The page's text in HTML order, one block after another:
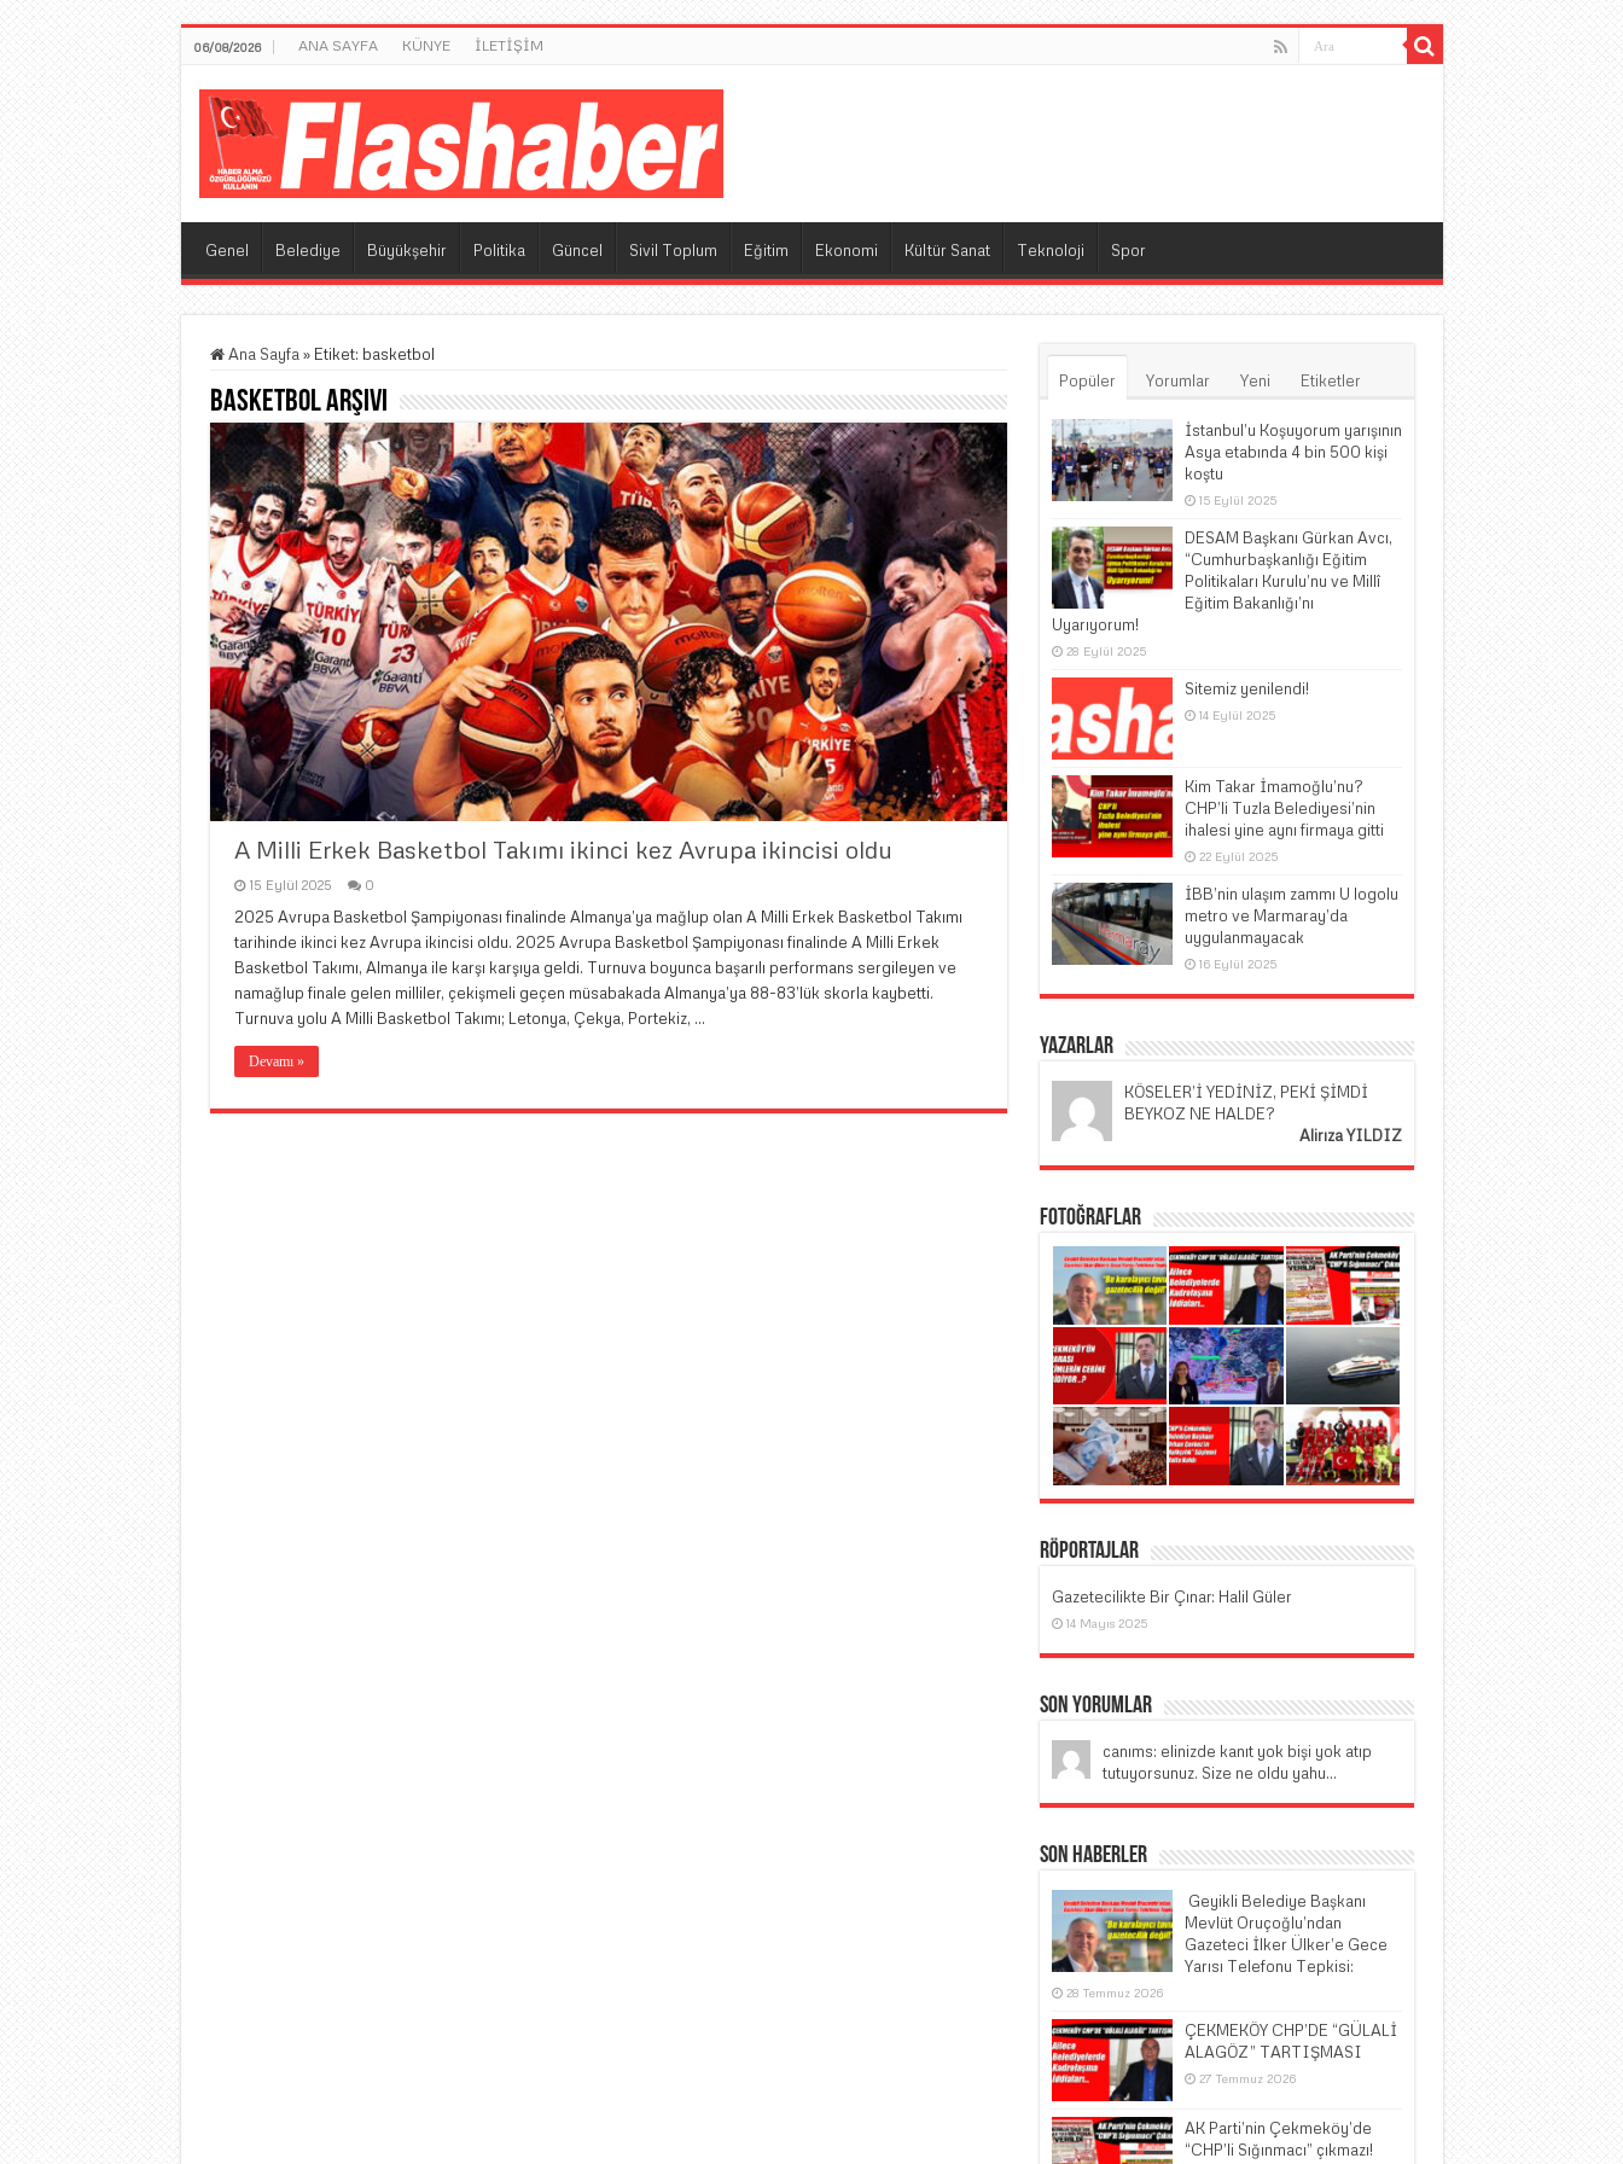
06/08/2026 ANA SAYFA KÜNYE İLETİŞİM
Genel Belediye Büyükşehir Politika Güncel Sivil Toplum Eğitim Ekonomi Kültür Sanat Teknoloji Spor
Ana Sayfa » Etiket: basketbol
basketbolArşivi
A Milli Erkek Basketbol Takımı ikinci kez Avrupa ikincisi oldu
15 Eylül 2025 0
2025 Avrupa Basketbol Şampiyonası finalinde Almanya’ya mağlup olan A Milli Erkek Basketbol Takımı
tarihinde ikinci kez Avrupa ikincisi oldu. 2025 Avrupa Basketbol Şampiyonası finalinde A Milli Erkek
Basketbol Takımı, Almanya ile karşı karşıya geldi. Turnuva boyunca başarılı performans sergileyen ve
namağlup finale gelen milliler, çekişmeli geçen müsabakada Almanya’ya 88-83’lük skorla kaybetti.
Turnuva yolu A Milli Basketbol Takımı; Letonya, Çekya, Portekiz, …
Devamı »
Popüler Yorumlar Yeni Etiketler
İstanbul’u Koşuyorum yarışının
Asya etabında 4 bin 500 kişi
koştu
15 Eylül 2025
DESAM Başkanı Gürkan Avcı,
“Cumhurbaşkanlığı Eğitim
Politikaları Kurulu’nu ve Millî
Eğitim Bakanlığı’nı
Uyarıyorum!
28 Eylül 2025
Sitemiz yenilendi!
14 Eylül 2025
Kim Takar İmamoğlu’nu?
CHP’li Tuzla Belediyesi’nin
ihalesi yine aynı firmaya gitti
22 Eylül 2025
İBB’nin ulaşım zammı U logolu
metro ve Marmaray’da
uygulanmayacak
16 Eylül 2025
Yazarlar
KÖSELER’İ YEDİNİZ, PEKİ ŞİMDİ
BEYKOZ NE HALDE?
Alirıza YILDIZ
Fotoğraflar
Röportajlar
Gazetecilikte Bir Çınar: Halil Güler
14 Mayıs 2025
Son Yorumlar
canıms: elinizde kanıt yok bişi yok atıp
tutuyorsunuz. Size ne oldu yahu...
Son Haberler
​ Geyikli Belediye Başkanı
Mevlüt Oruçoğlu’ndan
Gazeteci İlker Ülker’e Gece
Yarısı Telefonu Tepkisi:
28 Temmuz 2026
ÇEKMEKÖY CHP’DE “GÜLALİ
ALAGÖZ” TARTIŞMASI
27 Temmuz 2026
AK Parti’nin Çekmeköy’de
“CHP’li Sığınmacı” çıkmazı!